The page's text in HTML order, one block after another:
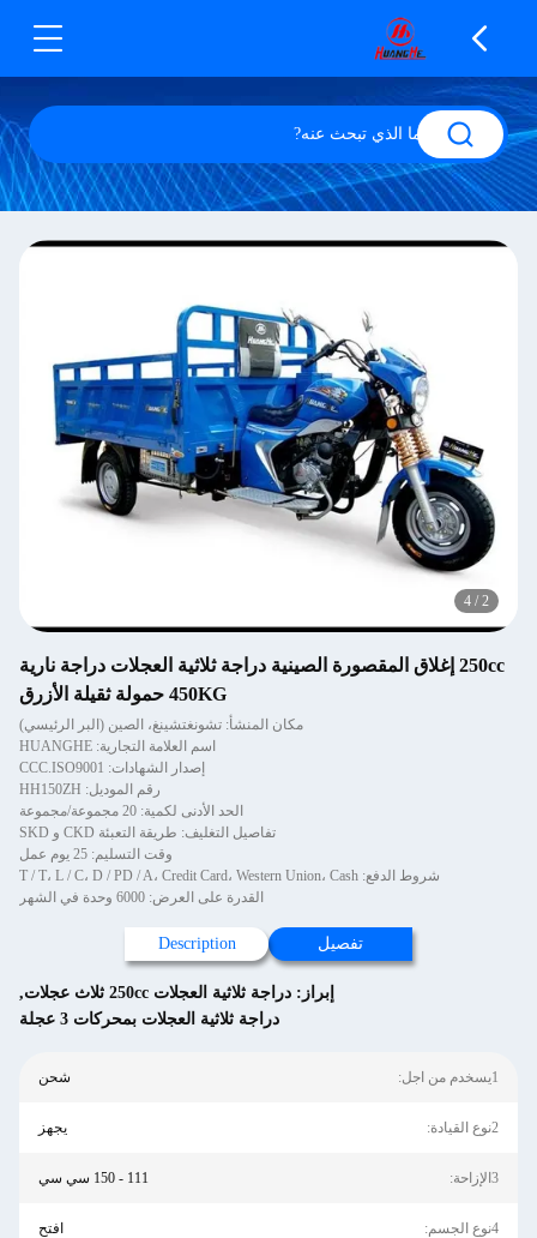
2
/
4
250cc إغلاق المقصورة الصينية دراجة ثلاثية العجلات دراجة نارية
450KG حمولة ثقيلة الأزرق
مكان المنشأ: تشونغتشينغ، الصين (البر الرئيسي)
اسم العلامة التجارية: HUANGHE
إصدار الشهادات: CCC.ISO9001
رقم الموديل: HH150ZH
الحد الأدنى لكمية: 20 مجموعة/مجموعة
تفاصيل التغليف: طريقة التعبئة CKD و SKD
وقت التسليم: 25 يوم عمل
شروط الدفع: T / T، L / C، D / PD / A، Credit Card، Western Union، Cash
القدرة على العرض: 6000 وحدة في الشهر
تفصيل Description
إبراز: دراجة ثلاثية العجلات 250cc ثلاث عجلات
,
دراجة ثلاثية العجلات بمحركات 3 عجلة
1يسخدم من اجل: شحن
2نوع القيادة: يجهز
3الإزاحة: 111 - 150 سي سي
4نوع الجسم: افتح